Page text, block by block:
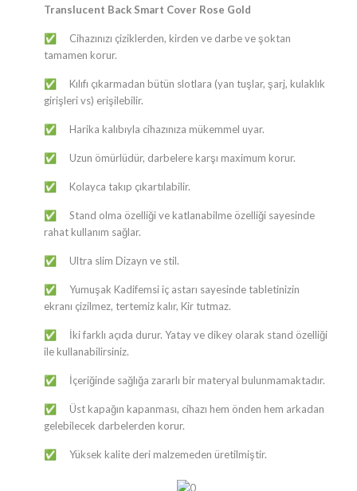
Translucent Back Smart Cover Rose Gold
✅ ​​​​​​​​​​​​​​​​​​​​​​​​​​​​​​​​​​​​​Cihazınızı çiziklerden, kirden ve darbe ve şoktan
tamamen korur.
✅ ​​​​​​​​​​​​​​​​​​​​​​​​​​​​​​​​​​​​​Kılıfı çıkarmadan bütün slotlara (yan tuşlar, şarj, kulaklık
girişleri vs) erişilebilir.
✅ ​​​​​​​​​​​​​​​​​​​​​​​​​​​​​​​​​​​​​Harika kalıbıyla cihazınıza mükemmel uyar.
✅ ​​​​​​​​​​​​​​​​​​​​​​​​​​​​​​​​​​​​​Uzun ömürlüdür, darbelere karşı maximum korur.
✅ ​​​​​​​​​​​​​​​​​​​​​​​​​​​​​​​​​​​​​Kolayca takıp çıkartılabilir.
✅ ​​​​​​​​​​​​​​​​​​​​​​​​​​​​​​​​​​​​​Stand olma özelliği ve katlanabilme özelliği sayesinde
rahat kullanım sağlar.
✅ ​​​​​​​​​​​​​​​​​​​​​​​​​​​​​​​​​​​​​Ultra slim Dizayn ve stil.
✅ ​​​​​​​​​​​​​​​​​​​​​​​​​​​​​​​​​​​​​Yumuşak Kadifemsi iç astarı sayesinde tabletinizin
ekranı çizilmez, tertemiz kalır, Kir tutmaz.
✅ ​​​​​​​​​​​​​​​​​​​​​​​​​​​​​​​​​​​​​İki farklı açıda durur. Yatay ve dikey olarak stand özelliği
ile kullanabilirsiniz.
✅ ​​​​​​​​​​​​​​​​​​​​​​​​​​​​​​​​​​​​​İçeriğinde sağlığa zararlı bir materyal bulunmamaktadır.
✅ ​​​​​​​​​​​​​​​​​​​​​​​​​​​​​​​​​​​​​Üst kapağın kapanması, cihazı hem önden hem arkadan
gelebilecek darbelerden korur.
✅ ​​​​​​​​​​​​​​​​​​​​​​​​​​​​​​​​​​​​​Yüksek kalite deri malzemeden üretilmiştir.